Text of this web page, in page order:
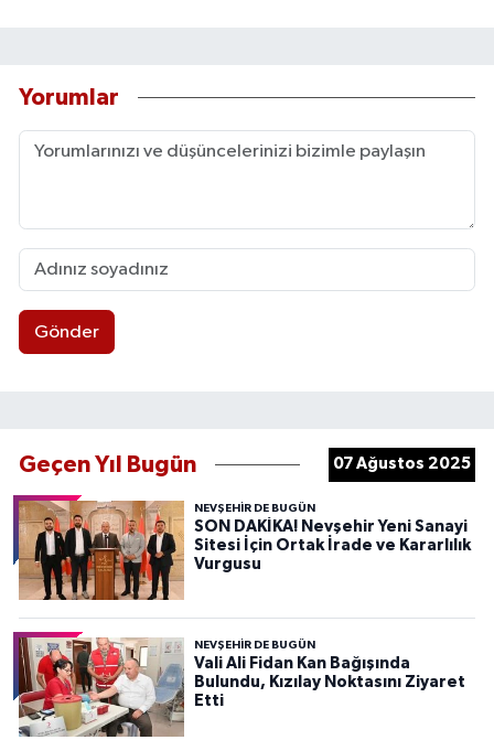
Yorumlar
Gönder
Geçen Yıl Bugün 07 Ağustos 2025
NEVŞEHIR DE BUGÜN
SON DAKİKA! Nevşehir Yeni Sanayi
Sitesi İçin Ortak İrade ve Kararlılık
Vurgusu
NEVŞEHIR DE BUGÜN
Vali Ali Fidan Kan Bağışında
Bulundu, Kızılay Noktasını Ziyaret
Etti